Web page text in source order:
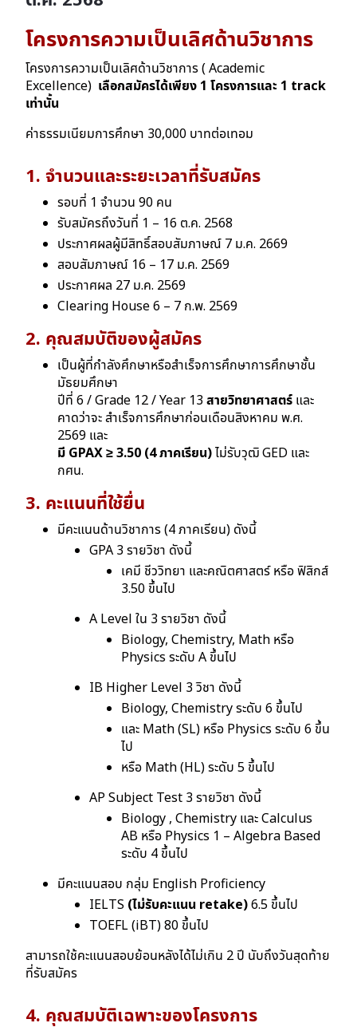
โครงการความเป็นเลิศด้านวิชาการ
โครงการความเป็นเลิศด้านวิชาการ ( Academic
Excellence) เลือกสมัครได้เพียง 1 โครงการและ 1 track
เท่านั้น
ค่าธรรมเนียมการศึกษา 30,000 บาทต่อเทอม
1. จำนวนและระยะเวลาที่รับสมัคร
รอบที่ 1 จํานวน 90 คน
รับสมัครถึงวันที่ 1 – 16 ต.ค. 2568
ประกาศผลผู้มีสิทธิ์สอบสัมภาษณ์ 7 ม.ค. 2669
สอบสัมภาษณ์ 16 – 17 ม.ค. 2569
ประกาศผล 27 ม.ค. 2569
Clearing House 6 – 7 ก.พ. 2569
2. คุณสมบัติของผู้สมัคร
เป็นผู้ที่กําลังศึกษาหรือสําเร็จการศึกษาการศึกษาชั้น
มัธยมศึกษา
ปีที่ 6 / Grade 12 / Year 13สายวิทยาศาสตร์ และ
คาดว่าจะ สําเร็จการศึกษาก่อนเดือนสิงหาคม พ.ศ.
2569 และ
มี GPAX ≥ 3.50 (4 ภาคเรียน)ไม่รับวุฒิ GED และ
กศน.
3. คะแนนที่ใช้ยื่น
มีคะแนนด้านวิชาการ (4 ภาคเรียน) ดังนี้
GPA 3 รายวิชา ดังนี้
เคมี ชีววิทยา และคณิตศาสตร์ หรือ ฟิสิกส์
3.50 ขึ้นไป
A Level ใน 3 รายวิชา ดังนี้
Biology, Chemistry, Math หรือ
Physics ระดับ A ขึ้นไป
IB Higher Level 3 วิชา ดังนี้
Biology, Chemistry ระดับ 6 ขึ้นไป
และ Math (SL) หรือ Physics ระดับ 6 ขึ้น
ไป
หรือ Math (HL)ระดับ 5 ขึ้นไป
AP Subject Test 3 รายวิชา ดังนี้
Biology , Chemistry และ Calculus
AB หรือ Physics 1 – Algebra Based
ระดับ 4 ขึ้นไป
มีคะแนนสอบ กลุ่ม English Proficiency
IELTS (ไม่รับคะแนน retake)6.5 ขึ้นไป
TOEFL (iBT) 80 ขึ้นไป
สามารถใช้คะแนนสอบย้อนหลังได้ไม่เกิน 2 ปี นับถึงวันสุดท้าย
ที่รับสมัคร
4. คุณสมบัติเฉพาะของโครงการ